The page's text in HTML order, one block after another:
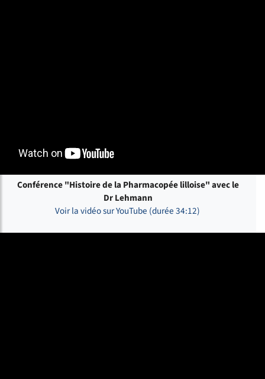
Conférence "Histoire de la Pharmacopée lilloise" avec le
Dr Lehmann
Voir la vidéo sur YouTube (durée 34:12)